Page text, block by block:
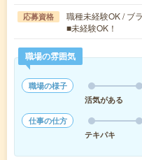
応募資格
職種未経験OK / ブ
■未経験OK！
職場の雰囲気
職場の様子
活気がある
仕事の仕方
テキパキ